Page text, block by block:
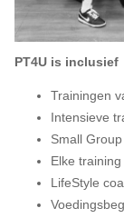
PT4U is inclusief
Trainingen
Intensieve
Small
Elke
LifeStyle